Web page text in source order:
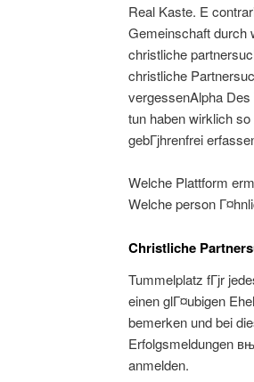
Real Kaste. E
Gemeinschaft durch
christliche
christliche
vergessenAlpha
tun haben wirklich
gebГјhrenfrei
Welche Plattform
Welche person
Christliche
Tummelplatz fГјr
einen glГ¤ubigen
bemerken und bei
Erfolgsmeldungen
anmelden.